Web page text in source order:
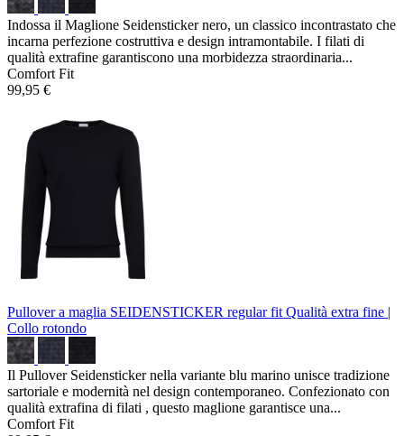
Indossa il Maglione Seidensticker nero, un classico incontrastato che
incarna perfezione costruttiva e design intramontabile. I filati di
qualità extrafine garantiscono una morbidezza straordinaria...
Comfort Fit
99,95 €
Pullover a maglia SEIDENSTICKER regular fit Qualità extra fine |
Collo rotondo
Il Pullover Seidensticker nella variante blu marino unisce tradizione
sartoriale e modernità nel design contemporaneo. Confezionato con
qualità extrafina di filati , questo maglione garantisce una...
Comfort Fit